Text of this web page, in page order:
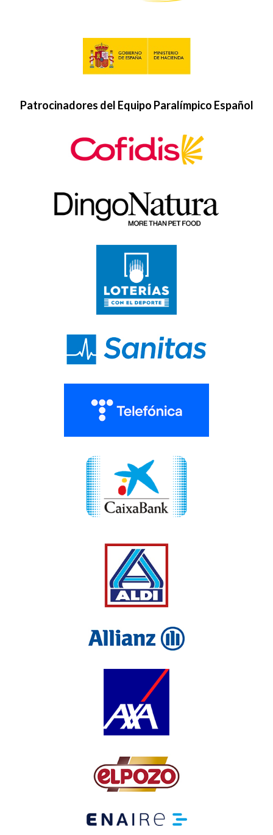
Patrocinadores del Equipo Paralímpico Español